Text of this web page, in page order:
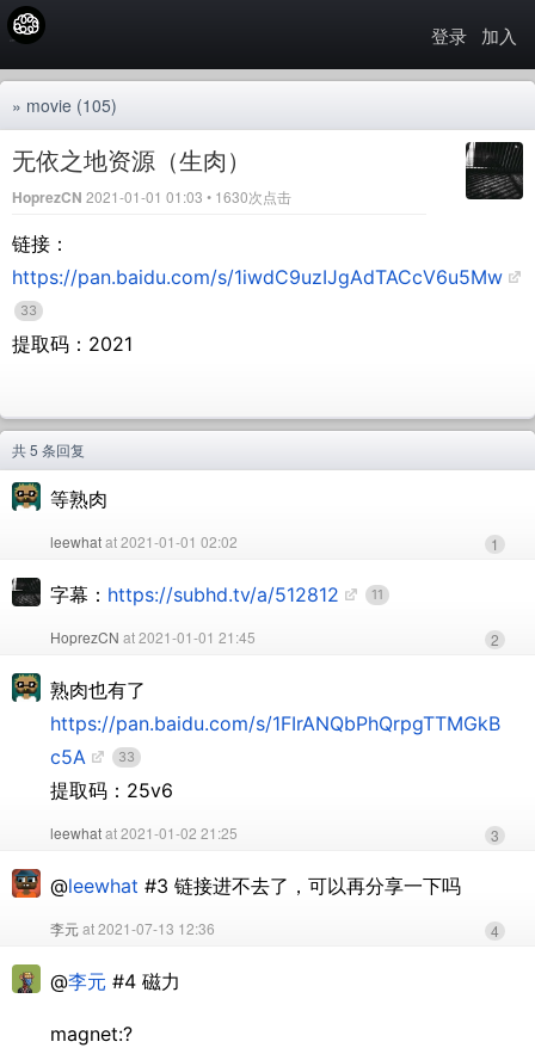
登录 加入
» movie (105)
无依之地资源（生肉）
HoprezCN 2021-01-01 01:03 • 1630次点击
链接：
https://pan.baidu.com/s/1iwdC9uzIJgAdTACcV6u5Mw
33
提取码：2021
共 5 条回复
等熟肉
leewhatat 2021-01-01 02:02 1
字幕： https://subhd.tv/a/512812 11
HoprezCN at 2021-01-01 21:45 2
熟肉也有了
https://pan.baidu.com/s/1FIrANQbPhQrpgTTMGkB
c5A
33
提取码：25v6
leewhatat 2021-01-02 21:25 3
@leewhat #3 链接进不去了，可以再分享一下吗
李元at 2021-07-13 12:36 4
@李元 #4 磁力
magnet:?